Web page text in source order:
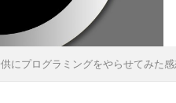
にプログラミングをやらせてみた